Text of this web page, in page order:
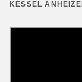
KESSEL